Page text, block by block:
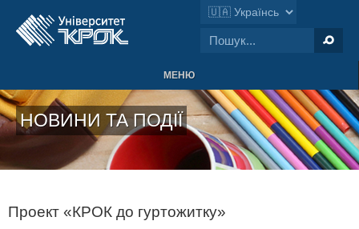
МЕНЮ
НОВИНИ ТА ПОДІЇ
Проект «КРОК до гуртожитку»